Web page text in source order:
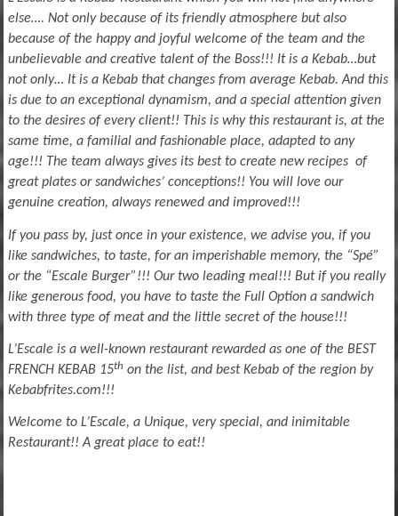
else…. Not only because of its friendly atmosphere but also
because of the happy and joyful welcome of the team and the
unbelievable and creative talent of the Boss!!! It is a Kebab…but
not only… It is a Kebab that changes from average Kebab. And this
is due to an exceptional dynamism, and a special attention given
to the desires of every client!! This is why this restaurant is, at the
same time, a familial and fashionable place, adapted to any
age!!! The team always gives its best to create new recipes of
great plates or sandwiches’ conceptions!! You will love our
genuine creation, always renewed and improved!!!
If you pass by, just once in your existence, we advise you, if you
like sandwiches, to taste, for an imperishable memory, the “Spé”
or the “Escale Burger”!!! Our two leading meal!!! But if you really
like generous food, you have to taste the Full Option a sandwich
with three type of meat and the little secret of the house!!!
L’Escale is a well-known restaurant rewarded as one of the BEST
FRENCH KEBAB 15th on the list, and best Kebab of the region by
Kebabfrites.com!!!
Welcome to L’Escale, a Unique, very special, and inimitable
Restaurant!! A great place to eat!!